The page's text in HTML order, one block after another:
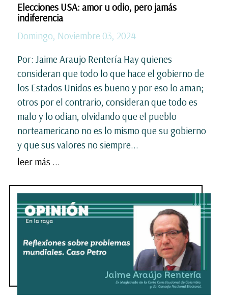
Elecciones USA: amor u odio, pero jamás
indiferencia
Domingo, Noviembre 03, 2024
Por: Jaime Araujo Rentería Hay quienes
consideran que todo lo que hace el gobierno de
los Estados Unidos es bueno y por eso lo aman;
otros por el contrario, consideran que todo es
malo y lo odian, olvidando que el pueblo
norteamericano no es lo mismo que su gobierno
y que sus valores no siempre...
leer más ...